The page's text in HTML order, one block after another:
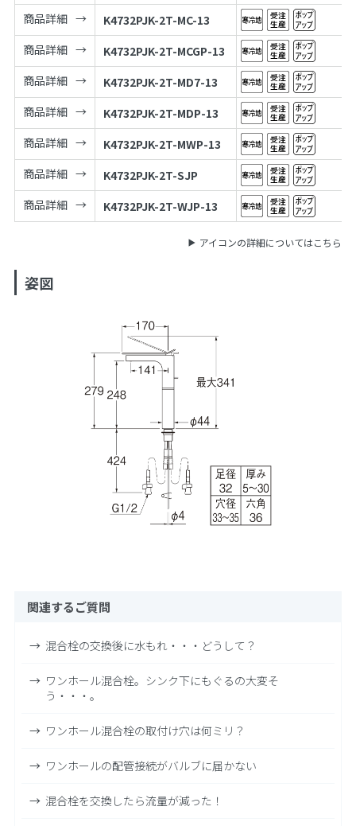
商品詳細
K4732PJK-2T-MC-13
商品詳細
K4732PJK-2T-MCGP-13
商品詳細
K4732PJK-2T-MD7-13
商品詳細
K4732PJK-2T-MDP-13
商品詳細
K4732PJK-2T-MWP-13
商品詳細
K4732PJK-2T-SJP
商品詳細
K4732PJK-2T-WJP-13
アイコンの詳細についてはこちら
姿図
関連するご質問
混合栓の交換後に水もれ・・・どうして？
ワンホール混合栓。シンク下にもぐるの大変そ
う・・・。
ワンホール混合栓の取付け穴は何ミリ？
ワンホールの配管接続がバルブに届かない
混合栓を交換したら流量が減った！